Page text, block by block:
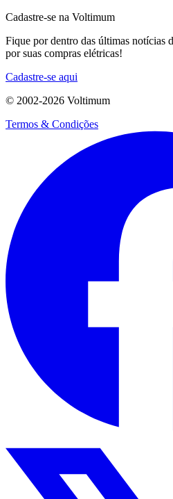
Cadastre-se na Voltimum
Fique por dentro das últimas notícias
por suas compras elétricas!
Cadastre-se aqui
© 2002-2026 Voltimum
Termos & Condições